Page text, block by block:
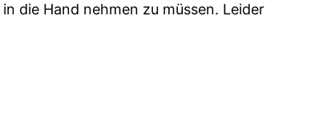
die Hand nehmen zu müssen. Leider